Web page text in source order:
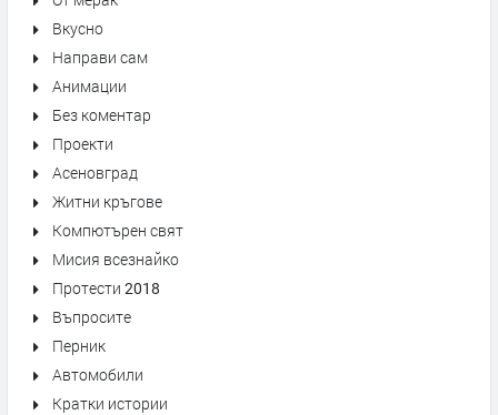
Вкусно
Направи сам
Анимации
Без коментар
Проекти
Асеновград
Житни кръгове
Компютърен свят
Мисия всезнайко
Протести 2018
Въпросите
Перник
Автомобили
Кратки истории